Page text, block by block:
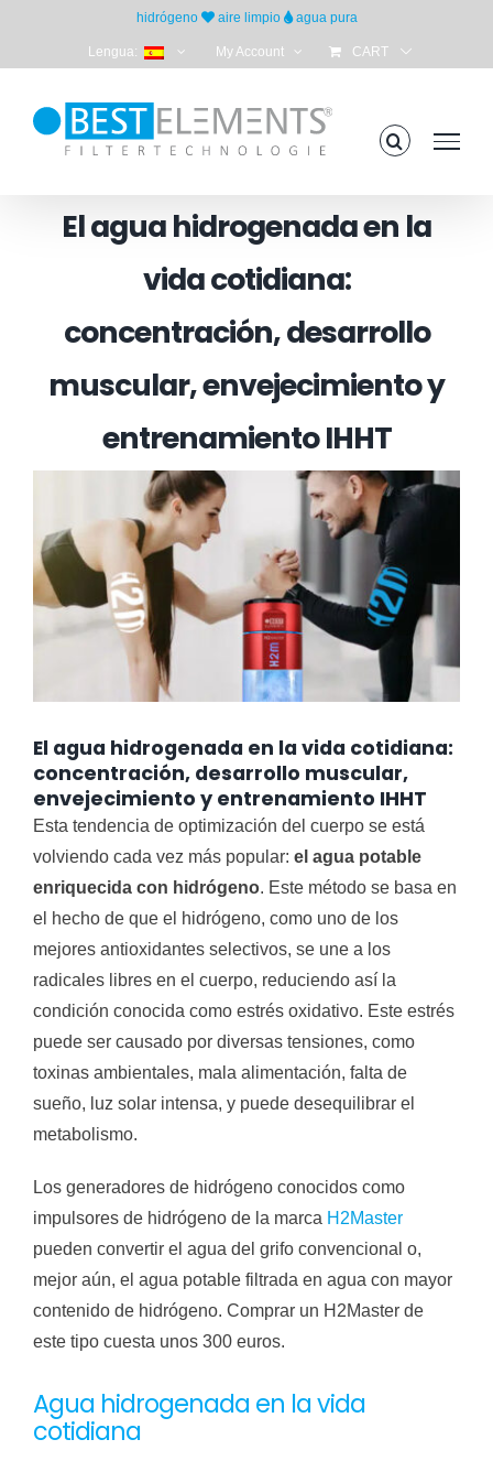
hidrógeno aire limpio agua pura
Lengua: My Account CART
El agua hidrogenada en la
vida cotidiana:
concentración, desarrollo
muscular, envejecimiento y
entrenamiento IHHT
El agua hidrogenada en la vida cotidiana:
concentración, desarrollo muscular,
envejecimiento y entrenamiento IHHT
Esta tendencia de optimización del cuerpo se está
volviendo cada vez más popular: el agua potable
enriquecida con hidrógeno. Este método se basa en
el hecho de que el hidrógeno, como uno de los
mejores antioxidantes selectivos, se une a los
radicales libres en el cuerpo, reduciendo así la
condición conocida como estrés oxidativo. Este estrés
puede ser causado por diversas tensiones, como
toxinas ambientales, mala alimentación, falta de
sueño, luz solar intensa, y puede desequilibrar el
metabolismo.
Los generadores de hidrógeno conocidos como
impulsores de hidrógeno de la marca H2Master
pueden convertir el agua del grifo convencional o,
mejor aún, el agua potable filtrada en agua con mayor
contenido de hidrógeno. Comprar un H2Master de
este tipo cuesta unos 300 euros.
Agua hidrogenada en la vida
cotidiana